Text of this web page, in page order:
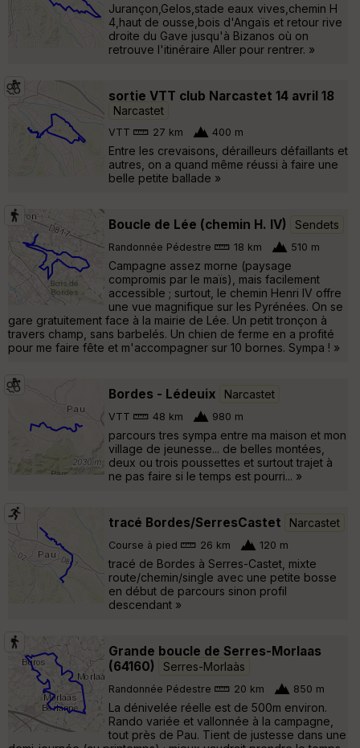
Jurançon,Gelos,stade eaux vives,chemin H
4,haut de ousse,bois d'Angaïs et retour rive
droite du Gave jusqu'à Bizanos où on
retrouve l'itinéraire Aller pour rentrer. »
sortie VTT club Narcastet 14 avril 18
Narcastet
VTT 27 km 400 m
Entre les crevaisons, dérailleurs défaillants et
autres, on a quand même réussi à faire une
belle petite ballade »
Boucle de Lée (chemin H. IV) Sendets
Randonnée Pédestre 18 km 510 m
Campagne assez morne (paysage
compromis par le maïs), mais facilement
accessible ; surtout, le chemin Henri IV offre
une vue magnifique sur les Pyrénées. On se
gare gratuitement face à la mairie de Lée. Un petit tronçon à
travers champ, sans barbelés. Un chien de ferme en a profité
pour me faire fête et m'accompagner sur 10 bornes. Sympa ! »
Bordes - Lédeuix Narcastet
VTT 48 km 980 m
parcours tres sympa entre ma maison et mon
village de jeunesse... de belles montées,
deux ou trois poussettes et surtout trajet à
ne pas faire si le temps est pourri... »
tracé Bordes/SerresCastet Narcastet
Course à pied 26 km 120 m
tracé de Bordes à Serres-Castet, mixte
route/chemin/single avec une petite bosse
en début de parcours sinon profil
descendant »
Grande boucle de Serres-Morlaas
(64160)
Serres-Morlaàs
Randonnée Pédestre 20 km 850 m
La dénivelée réelle est de 500m environ.
Rando variée et vallonnée à la campagne,
tout près de Pau. Tient de justesse dans une